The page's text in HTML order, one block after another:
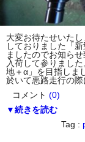
大変お待たせいた
しておりました「
ましたのでお知ら
入荷して参りまし
地＋α」を目指しま
於いて悪路走行の
コメント (0)
▼続きを読む
Tag :